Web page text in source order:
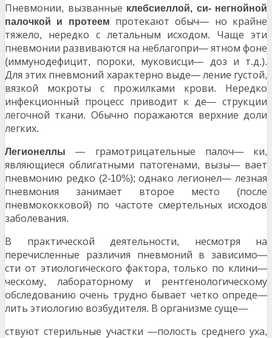
Пневмонии, вызванные клебсиеллой, си- негнойной
палочкой и протеем протекают обыч—
но крайне
тяжело, нередко с летальным исходом.
Чаще эти
пневмонии развиваются на неблагопри— ятном фоне
(иммунодефицит, пороки, муковисци— доз и т.д.).
Для этих пневмоний характерно выде—ление густой,
вязкой мокроты с прожилками крови.
Нередко
инфекционный процесс приводит к де— струкции
легочной ткани. Обычно поражаются верхние доли
легких.
Легионеллы— грамотрицательные палоч—ки,
являющиеся облигатными патогенами, вызы—вает
пневмонию редко (2-10%);однако легионел— лезная
пневмония занимает второе место
(после
пневмококковой) по частоте смертельных исходов
заболевания.
В практической деятельности, несмотря на
перечисленные различия пневмоний в зависимо—
сти от этиологического фактора, только по клини—
ческому,
лабораторному и рентгенологическому
обследованию очень трудно бывает четко опреде—
лить этиологию возбудителя. В организме суще—
ствуют стерильные участки—полость среднего уха,